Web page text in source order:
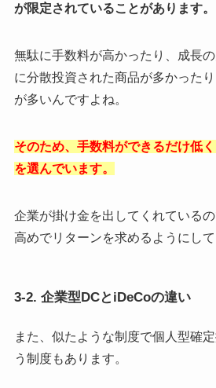
が限定されていることがあります。
無駄に手数料が高かったり、成長
に分散投資された商品が多かった
が多いんですよね。
そのため、手数料ができるだけ低
を選んでいます。
企業が掛け金を出してくれている
高めでリターンを求めるようにして
3-2. 企業型DCとiDeCoの違い
また、似たような制度で個人型確
う制度もあります。